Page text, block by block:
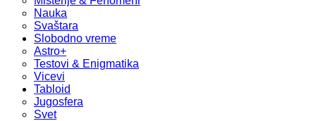
Nauka
Svaštara
Slobodno vreme
Astro+
Testovi & Enigmatika
Vicevi
Tabloid
Jugosfera
Svet